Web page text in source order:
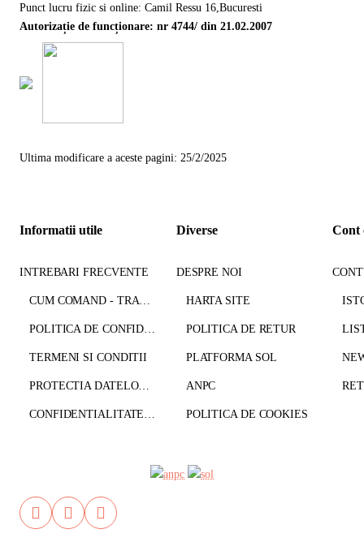
Punct lucru fizic si online: Camil Ressu 16,Bucuresti
Autorizație de funcționare: nr 4744/ din 21.02.2007
Ultima modificare a aceste pagini: 25/2/2025
Informatii utile
INTREBARI FRECVENTE
CUM COMAND - TRANSPORT - PLATA
POLITICA DE CONFIDENTIALITATE
TERMENI SI CONDITII
PROTECTIA DATELOR CU CARACTER PERSONAL
CONFIDENTIALITATE GDPR
Diverse
DESPRE NOI
HARTA SITE
POLITICA DE RETUR
PLATFORMA SOL
ANPC
POLITICA DE COOKIES
Cont